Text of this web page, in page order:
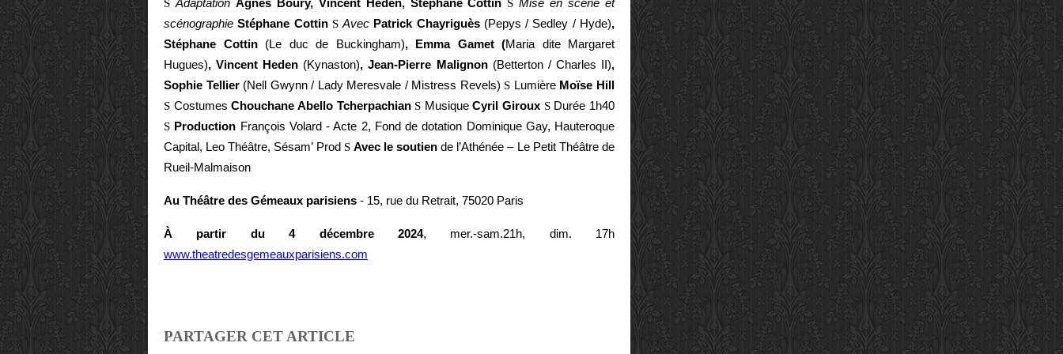
S Adaptation Agnès Boury, Vincent Heden, Stéphane Cottin S Mise en scène et
scénographieStéphane Cottin S Avec Patrick Chayriguès (Pepys / Sedley / Hyde),
Stéphane Cottin(Le duc de Buckingham), Emma Gamet (Maria dite Margaret
Hugues), Vincent Heden (Kynaston), Jean-Pierre Malignon(Betterton / Charles II),
Sophie Tellier (Nell Gwynn / Lady Meresvale / Mistress Revels) S LumièreMoïse Hill
S Costumes Chouchane Abello Tcherpachian S MusiqueCyril Giroux S Durée 1h40
S Production François Volard - Acte 2, Fond de dotation Dominique Gay, Hauteroque
Capital, Leo Théâtre, Sésam’ Prod S Avec le soutien de l’Athénée – Le Petit Théâtre de
Rueil-Malmaison
Au Théâtre des Gémeaux parisiens - 15, rue du Retrait, 75020 Paris
À partir du 4 décembre 2024, mer.-sam.21h, dim. 17h
www.theatredesgemeauxparisiens.com
PARTAGER CET ARTICLE